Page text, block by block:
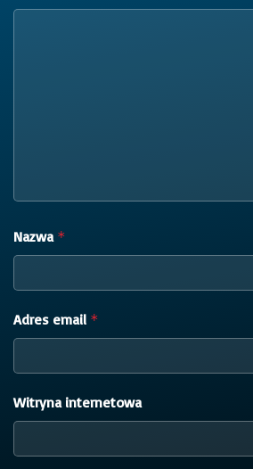
Nazwa *
Adres email *
Witryna internetowa